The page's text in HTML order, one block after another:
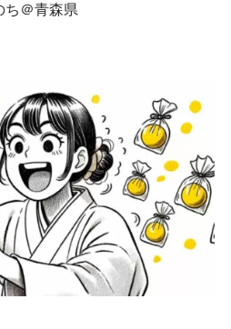
スクエア＠北海道